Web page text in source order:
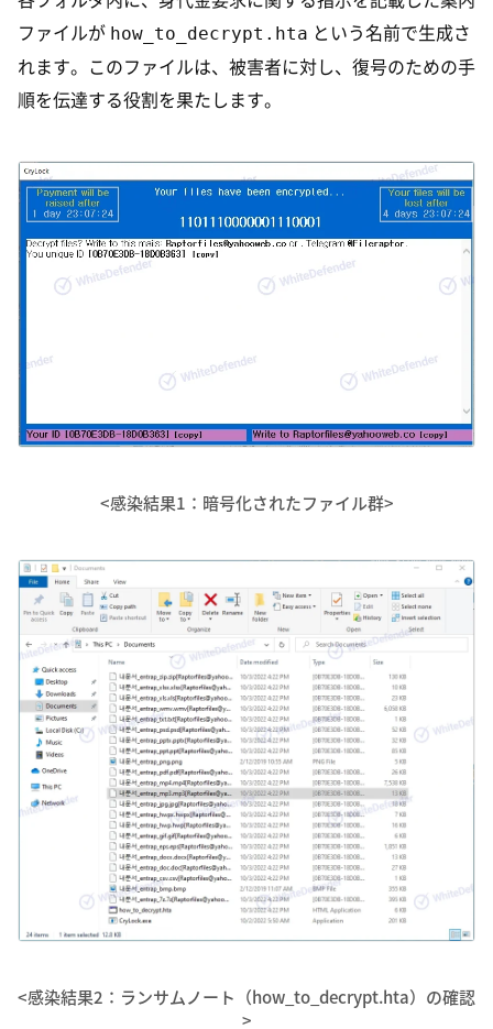
ファイルが how_to_decrypt.hta という名前で生成さ
れます。このファイルは、被害者に対し、復号のための手
順を伝達する役割を果たします。
<感染結果1：暗号化されたファイル群>
<感染結果2：ランサムノート（how_to_decrypt.hta）の確認
>